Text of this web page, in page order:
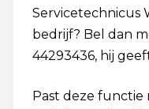
bedrijf? Bel dan
44293436, hij
Past deze functie